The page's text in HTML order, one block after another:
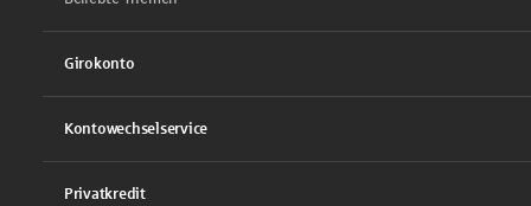
Girokonto
Kontowechselservice
Privatkredit